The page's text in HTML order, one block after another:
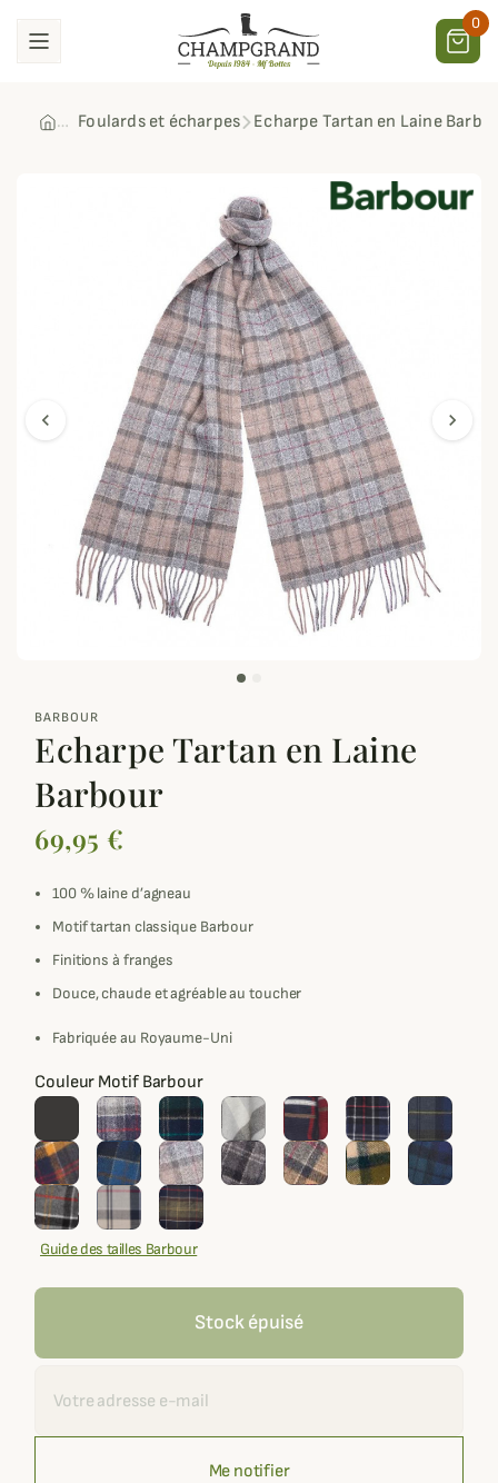
0
Foulards et écharpes Echarpe Tartan en Laine
chevron_left
zoom_out_map
chevron_right
BARBOUR
Echarpe Tartan en Laine
Barbour
69,95 €
100 % laine d’agneau
Motif tartan classique Barbour
Finitions à franges
Douce, chaude et agréable au toucher
Fabriquée au Royaume-Uni
Couleur Motif Barbour
Guide des tailles Barbour
Stock épuisé
Me notifier